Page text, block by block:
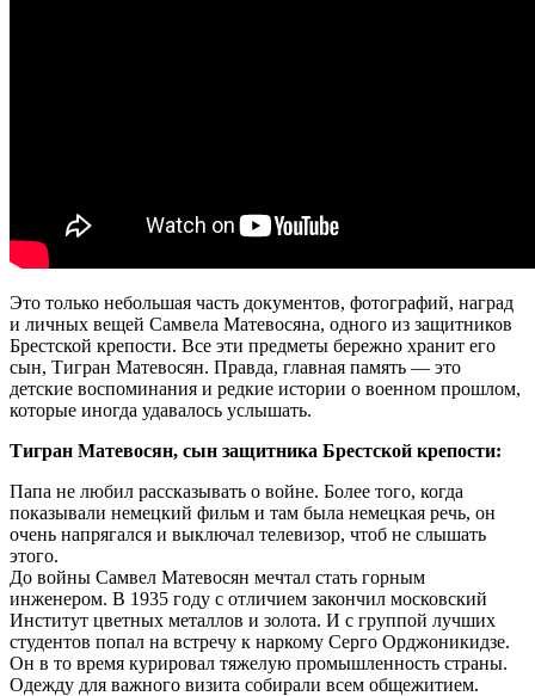
Это только небольшая часть документов, фотографий, наград
и личных вещей Самвела Матевосяна, одного из защитников
Брестской крепости. Все эти предметы бережно хранит его
сын, Тигран Матевосян. Правда, главная память — это
детские воспоминания и редкие истории о военном прошлом,
которые иногда удавалось услышать.
Тигран Матевосян, сын защитника Брестской крепости:
Папа не любил рассказывать о войне. Более того, когда
показывали немецкий фильм и там была немецкая речь, он
очень напрягался и выключал телевизор, чтоб не слышать
этого.
До войны Самвел Матевосян мечтал стать горным
инженером. В 1935 году с отличием закончил московский
Институт цветных металлов и золота. И с группой лучших
студентов попал на встречу к наркому Серго Орджоникидзе.
Он в то время курировал тяжелую промышленность страны.
Одежду для важного визита собирали всем общежитием.